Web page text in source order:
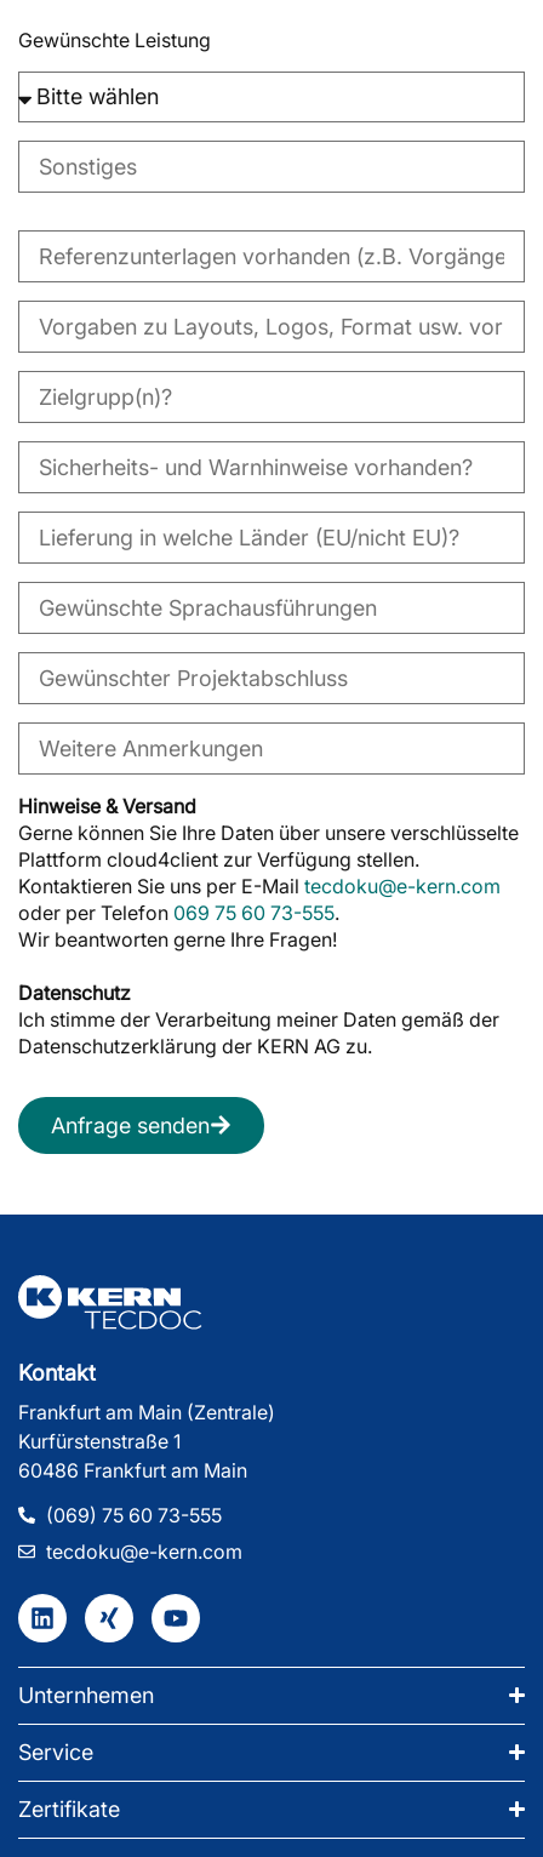
Gewünschte Leistung
Hinweise & Versand
Gerne können Sie Ihre Daten über unsere verschlüsselte
Plattform cloud4client zur Verfügung stellen.
Kontaktieren Sie uns per E-Mail tecdoku@e-kern.com
oder per Telefon 069 75 60 73-555.
Wir beantworten gerne Ihre Fragen!
Datenschutz
Ich stimme der Verarbeitung meiner Daten gemäß der
Datenschutzerklärung der KERN AG zu.
Anfrage senden
Kontakt
Frankfurt am Main (Zentrale)
Kurfürstenstraße 1
60486 Frankfurt am Main
(069) 75 60 73-555
tecdoku@e-kern.com
Unternhemen
Service
Zertifikate